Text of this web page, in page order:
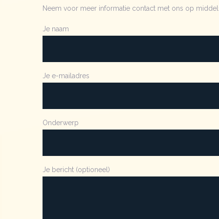
Neem voor meer informatie contact met ons op
Je naam
Je e-mailadres
Onderwerp
Je bericht (optioneel)